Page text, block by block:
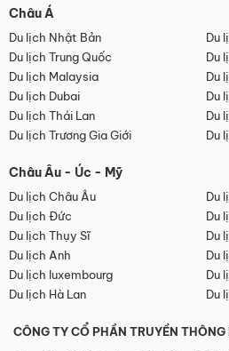
Châu Á
Du lịch Nhật Bản
Du
Du lịch Trung Quốc
Du
Du lịch Malaysia
Du
Du lịch Dubai
Du
Du lịch Thái Lan
Du
Du lịch Trương Gia Giới
Du
Châu Âu - Úc - Mỹ
Du lịch Châu Âu
Du
Du lịch Đức
Du
Du lịch Thụy Sĩ
Du
Du lịch Anh
Du
Du lịch luxembourg
Du
Du lịch Hà Lan
Du
CÔNG TY CỔ PHẦN TRUYỀN